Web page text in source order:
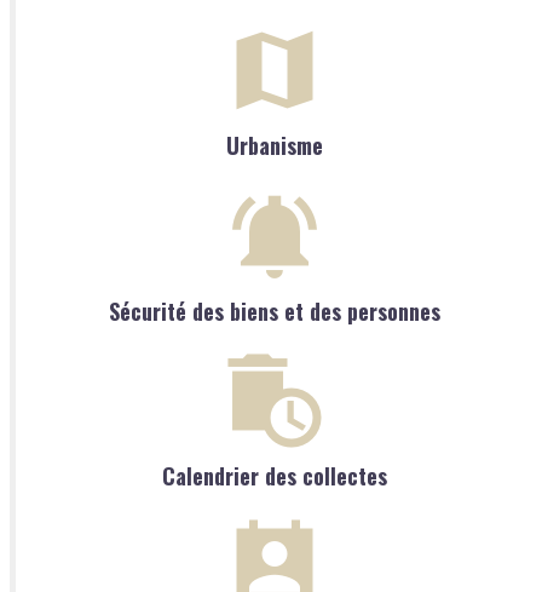
Urbanisme
Sécurité des biens et des personnes
Calendrier des collectes